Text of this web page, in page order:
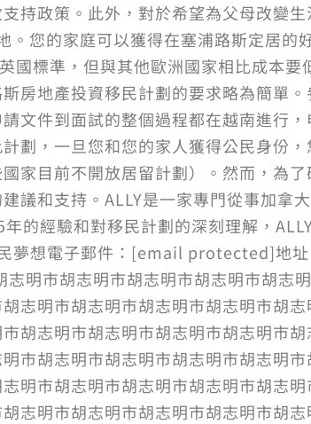
持政策。此外，對於希望為父母改變生
您的家庭可以獲得在塞浦路斯定居的
國標準，但與其他歐洲國家相比成本要
房地產投資移民計劃的要求略為簡單。
文件到面試的整個過程都在越南進行，
劃，一旦您和您的家人獲得公民身份，
家目前不開放居留計劃）。然而，為了
議和支持。ALLY是一家專門從事加拿
的經驗和對移民計劃的深刻理解，
夢想電子郵件：[email protected]地
明市胡志明市胡志明市胡志明市胡志
志明市胡志明市胡志明市胡志明市胡志
胡志明市胡志明市胡志明市胡志明市胡
市胡志明市胡志明市胡志明市胡志明市
明市胡志明市胡志明市胡志明市胡志明
志明市胡志明市胡志明市胡志明市胡志